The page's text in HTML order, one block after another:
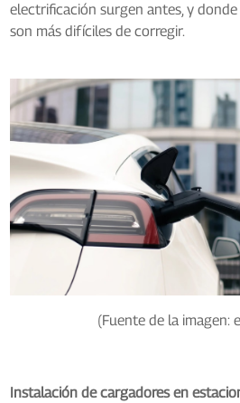
electrificación surgen antes, y
son más difíciles de corregir.
(Fuente de la imagen:
Instalación de cargadores en